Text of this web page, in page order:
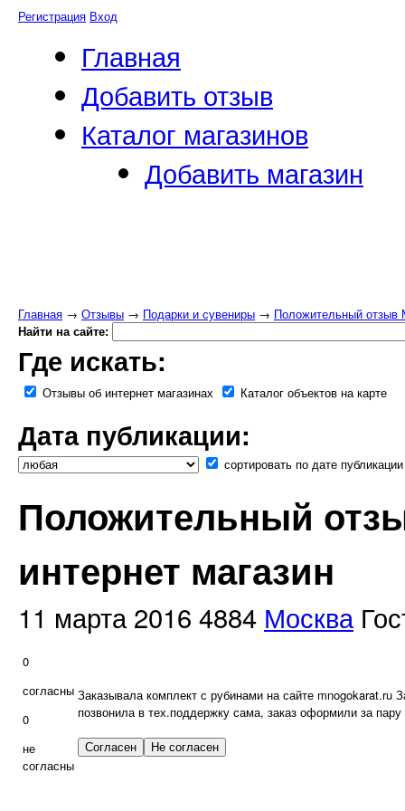
Регистрация Вход
Главная
Добавить отзыв
Каталог магазинов
Добавить магазин
Главная → Отзывы → Подарки и сувениры → Положительный отзыв
Найти на сайте:
Где искать:
Отзывы об интернет магазинах Каталог объектов на карте
Дата публикации:
сортировать по дате публикации
Положительный
интернет магазин
11 марта 2016 4884 Москва
0
согласны
0
не
согласны
Заказывала комплект с рубинами на сайте
позвонила в тех.поддержку сама, заказ оформили за